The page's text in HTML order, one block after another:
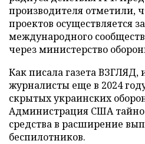
производителя отметили,
проектов осуществляется
международного
через министерство
Как писала газета ВЗГЛЯД,
журналисты еще в 2024
скрытых украинских
Администрация США тайно
средства в расширение
беспилотников.